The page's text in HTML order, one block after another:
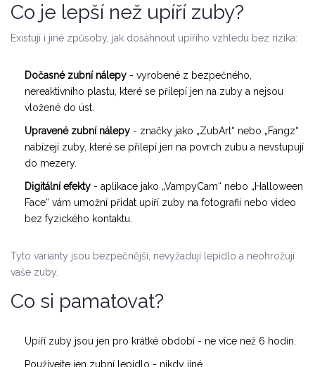
Co je lepší než upíří zuby?
Existují i jiné způsoby, jak dosáhnout upířího vzhledu bez rizika:
Dočasné zubní nálepy - vyrobené z bezpečného,
nereaktivního plastu, které se přilepí jen na zuby a nejsou
vložené do úst.
Upravené zubní nálepy - značky jako „ZubArt“ nebo „Fangz“
nabízejí zuby, které se přilepí jen na povrch zubu a nevstupují
do mezery.
Digitální efekty - aplikace jako „VampyCam“ nebo „Halloween
Face“ vám umožní přidat upíří zuby na fotografii nebo video
bez fyzického kontaktu.
Tyto varianty jsou bezpečnější, nevyžadují lepidlo a neohrožují
vaše zuby.
Co si pamatovat?
Upíří zuby jsou jen pro krátké období - ne více než 6 hodin.
Používejte jen zubní lepidlo - nikdy jiné.